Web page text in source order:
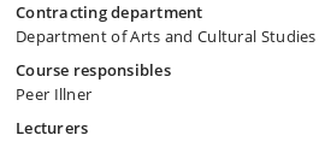
Contracting department
Department of Arts and Cultural Studies
Course responsibles
Peer Illner
Lecturers